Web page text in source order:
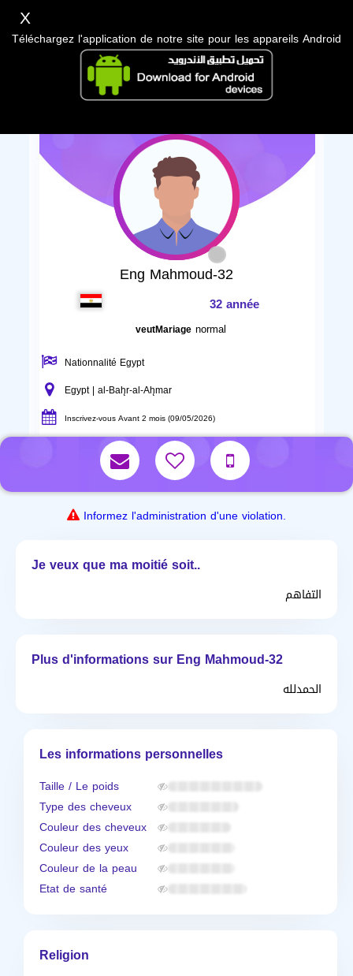
Eng Mahmoud-32
32 année
veutMariage normal
Nationnalité Egypt
Egypt | al-Bah̨r-al-Ah̨mar
Inscrivez-vous Avant 2 mois (09/05/2026)
Informez l'administration d'une violation.
Je veux que ma moitié soit..
التفاهم
Plus d'informations sur Eng Mahmoud-32
الحمدلله
Les informations personnelles
Taille / Le poids
Type des cheveux
Couleur des cheveux
Couleur des yeux
Couleur de la peau
Etat de santé
Religion
X
Téléchargez l'application de notre site pour les appareils Android